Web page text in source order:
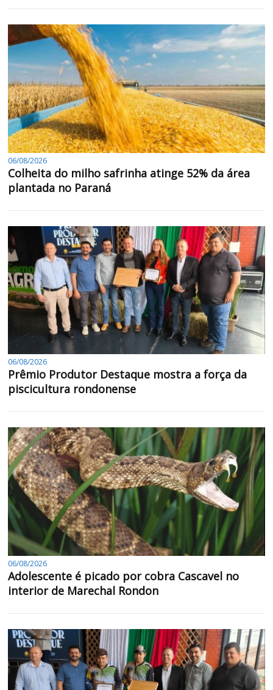
06/08/2026
Colheita do milho safrinha atinge 52% da área
plantada no Paraná
06/08/2026
Prêmio Produtor Destaque mostra a força da
piscicultura rondonense
06/08/2026
Adolescente é picado por cobra Cascavel no
interior de Marechal Rondon